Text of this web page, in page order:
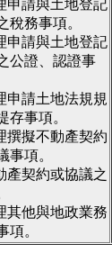
申請與土地登記
稅務事項。
申請與土地登記
公證、認證事
申請土地法規規
存事項。
撰擬不動產契約
事項。
產契約或協議之
其他與地政業務
項。